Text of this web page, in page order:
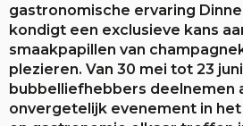
gastronomische ervaring
kondigt een exclusieve kans
smaakpapillen van
plezieren. Van 30 mei tot 23
bubbelliefhebbers deelnemen
onvergetelijk evenement in